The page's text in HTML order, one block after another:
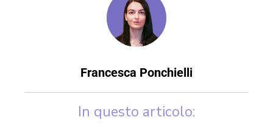
Francesca Ponchielli
In questo articolo: